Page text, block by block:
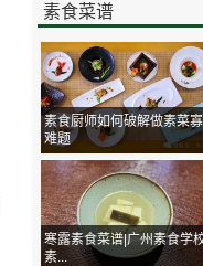
素食菜谱
素食厨师如何破解做素菜寡
难题
寒露素食菜谱|广州素食学
素...